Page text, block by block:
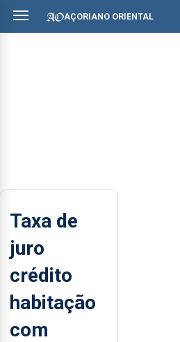
AÇORIANO ORIENTAL
Taxa de
juro
crédito
habitação
com